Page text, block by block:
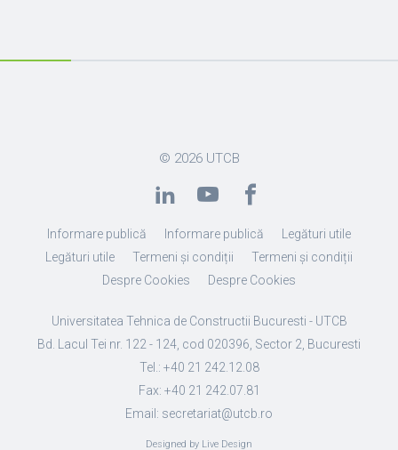
© 2026 UTCB
Informare publică Informare publică
Legături utile
Legături utile
Termeni și condiții
Termeni și condiții
Despre Cookies
Despre Cookies
Universitatea Tehnica de Constructii Bucuresti - UTCB
Bd. Lacul Tei nr. 122 - 124, cod 020396, Sector 2, Bucuresti
Tel.: +40 21 242.12.08
Fax: +40 21 242.07.81
Email: secretariat@utcb.ro
Designed by Live Design